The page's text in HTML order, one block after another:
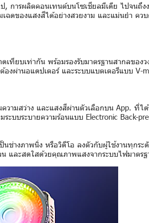
, การผลิตคอนเทนต์บนโซเชียลมีเดีย ไปจนถึ
ฉดของแสงสีได้อย่างสวยงาม และแม่นยำ ค
ยบเท่ากัน พร้อมรองรับมาตรฐานสากลของว
งผ่านอแดปเตอร์ และระบบแบตเตอรีแบบ V-
วามสว่าง และแสงสีผ่านตัวเลือกบน App. ที่
บบระบายความร้อนแบบ Electronic Back-
างภาพนิ่ง หรือวิดีโอ ลงตัวกับผู้ใช้งานทุกร
ละสดใสด้วยคุณภาพแสงจากระบบไฟมาตรฐ